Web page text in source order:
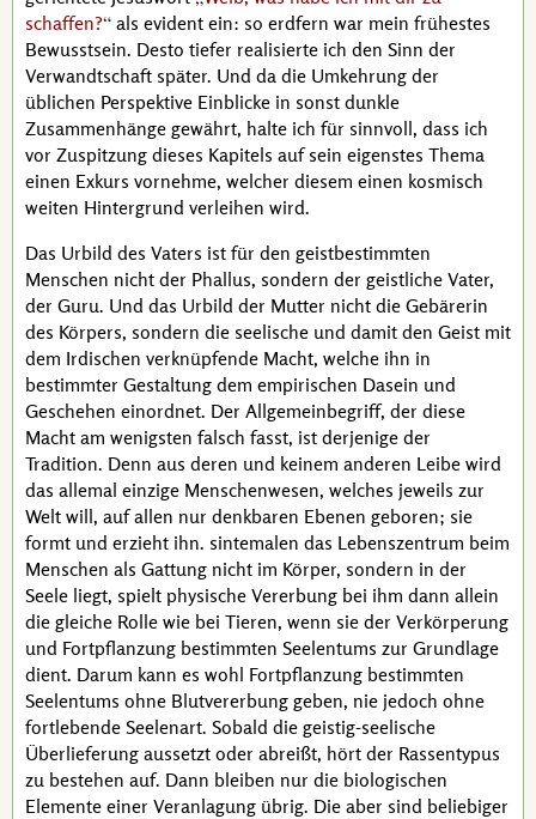
schaffen? als evident ein: so erdfern war mein frühestes
Bewusstsein. Desto tiefer realisierte ich den Sinn der
Verwandtschaft später. Und da die Umkehrung der
üblichen Perspektive Einblicke in sonst dunkle
Zusammenhänge gewährt, halte ich für sinnvoll, dass ich
vor Zuspitzung dieses Kapitels auf sein eigenstes Thema
einen Exkurs vornehme, welcher diesem einen kosmisch
weiten Hintergrund verleihen wird.
Das Urbild des Vaters ist für den geistbestimmten
Menschen nicht der Phallus, sondern der geistliche Vater,
der Guru. Und das Urbild der Mutter nicht die Gebärerin
des Körpers, sondern die seelische und damit den Geist mit
dem Irdischen verknüpfende Macht, welche ihn in
bestimmter Gestaltung dem empirischen Dasein und
Geschehen einordnet. Der Allgemeinbegriff, der diese
Macht am wenigsten falsch fasst, ist derjenige der
Tradition. Denn aus deren und keinem anderen Leibe wird
das allemal einzige Menschenwesen, welches jeweils zur
Welt will, auf allen nur denkbaren Ebenen geboren; sie
formt und erzieht ihn. sintemalen das Lebenszentrum beim
Menschen als Gattung nicht im Körper, sondern in der
Seele liegt, spielt physische Vererbung bei ihm dann allein
die gleiche Rolle wie bei Tieren, wenn sie der Verkörperung
und Fortpflanzung bestimmten Seelentums zur Grundlage
dient. Darum kann es wohl Fortpflanzung bestimmten
Seelentums ohne Blutvererbung geben, nie jedoch ohne
fortlebende Seelenart. Sobald die geistig-seelische
Überlieferung aussetzt oder abreißt, hört der Rassentypus
zu bestehen auf. Dann bleiben nur die biologischen
Elemente einer Veranlagung übrig. Die aber sind beliebiger